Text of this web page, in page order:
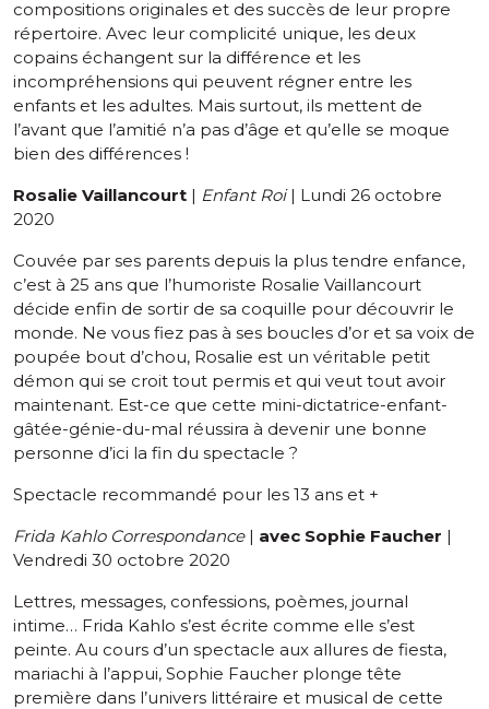
compositions originales et des succès de leur propre
répertoire. Avec leur complicité unique, les deux
copains échangent sur la différence et les
incompréhensions qui peuvent régner entre les
enfants et les adultes. Mais surtout, ils mettent de
l’avant que l’amitié n’a pas d’âge et qu’elle se moque
bien des différences !
Rosalie Vaillancourt | Enfant Roi| Lundi 26 octobre
2020
Couvée par ses parents depuis la plus tendre enfance,
c’est à 25 ans que l’humoriste Rosalie Vaillancourt
décide enfin de sortir de sa coquille pour découvrir le
monde. Ne vous fiez pas à ses boucles d’or et sa voix de
poupée bout d’chou, Rosalie est un véritable petit
démon qui se croit tout permis et qui veut tout avoir
maintenant. Est-ce que cette mini-dictatrice-enfant-
gâtée-génie-du-mal réussira à devenir une bonne
personne d’ici la fin du spectacle ?
Spectacle recommandé pour les 13 ans et +
Frida Kahlo Correspondance| avec Sophie Faucher |
Vendredi 30 octobre 2020
Lettres, messages, confessions, poèmes, journal
intime… Frida Kahlo s’est écrite comme elle s’est
peinte. Au cours d’un spectacle aux allures de fiesta,
mariachi à l’appui, Sophie Faucher plonge tête
première dans l’univers littéraire et musical de cette